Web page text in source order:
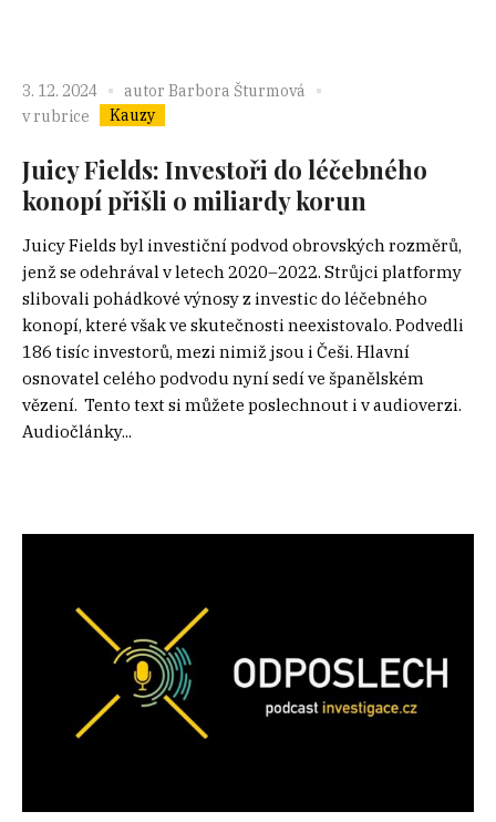
3. 12. 2024 autor Barbora Šturmová
v rubrice
Kauzy
Juicy Fields: Investoři do léčebného
konopí přišli o miliardy korun
Juicy Fields byl investiční podvod obrovských rozměrů,
jenž se odehrával v letech 2020–2022. Strůjci platformy
slibovali pohádkové výnosy z investic do léčebného
konopí, které však ve skutečnosti neexistovalo. Podvedli
186 tisíc investorů, mezi nimiž jsou i Češi. Hlavní
osnovatel celého podvodu nyní sedí ve španělském
vězení. Tento text si můžete poslechnout i v audioverzi.
Audiočlánky...